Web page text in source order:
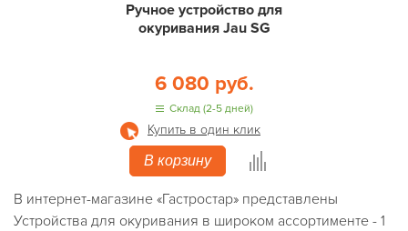
Ручное устройство для
окуривания Jau SG
6 080 руб.
Склад (2-5 дней)
Купить в один клик
В корзину
В интернет-магазине «Гастростар» представлены
Устройства для окуривания в широком ассортименте - 1